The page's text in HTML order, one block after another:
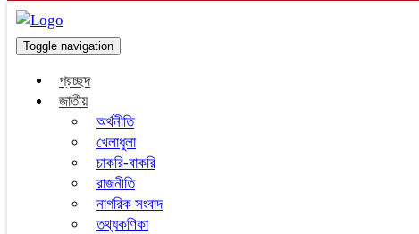
Toggle navigation
প্রচ্ছদ
জাতীয়
অর্থনীতি
খেলাধুলা
চাকরি-বাকরি
রাজনীতি
নাগরিক সংবাদ
তথ্যকণিকা